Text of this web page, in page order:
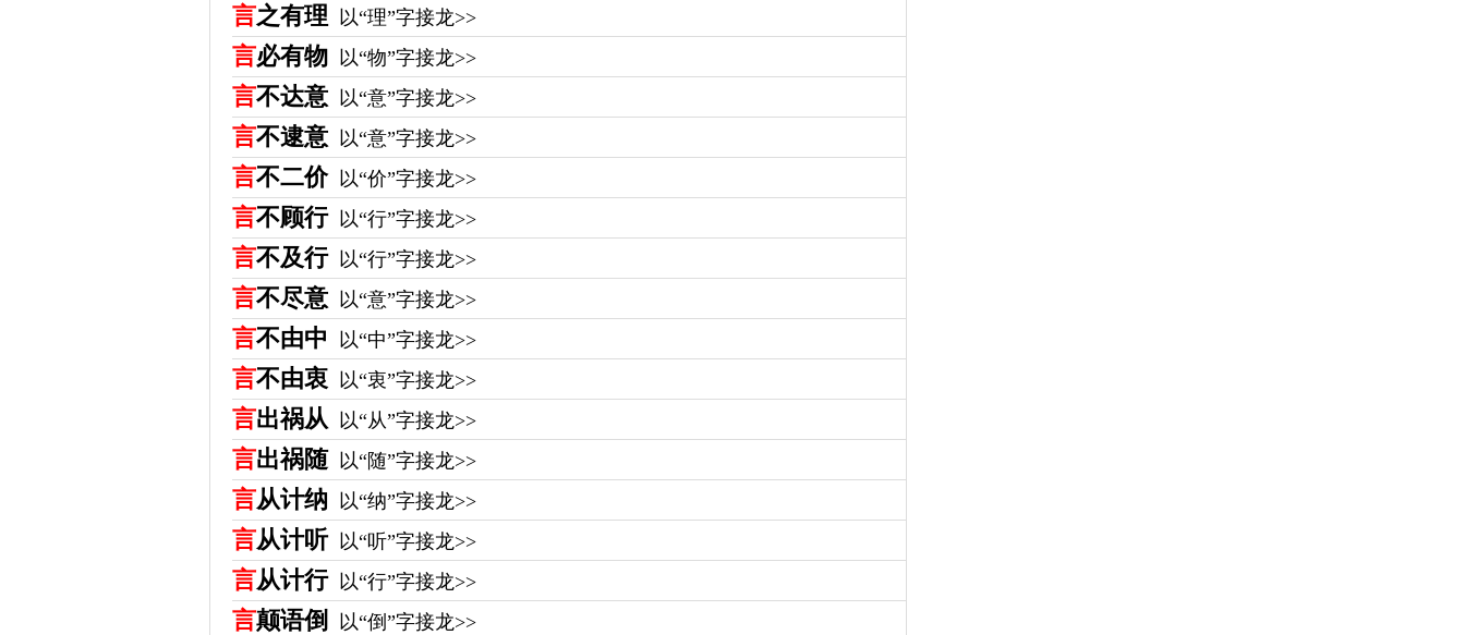
言之有理 以“理”字接龙>>
言必有物 以“物”字接龙>>
言不达意 以“意”字接龙>>
言不逮意 以“意”字接龙>>
言不二价 以“价”字接龙>>
言不顾行 以“行”字接龙>>
言不及行 以“行”字接龙>>
言不尽意 以“意”字接龙>>
言不由中 以“中”字接龙>>
言不由衷 以“衷”字接龙>>
言出祸从 以“从”字接龙>>
言出祸随 以“随”字接龙>>
言从计纳 以“纳”字接龙>>
言从计听 以“听”字接龙>>
言从计行 以“行”字接龙>>
言颠语倒 以“倒”字接龙>>